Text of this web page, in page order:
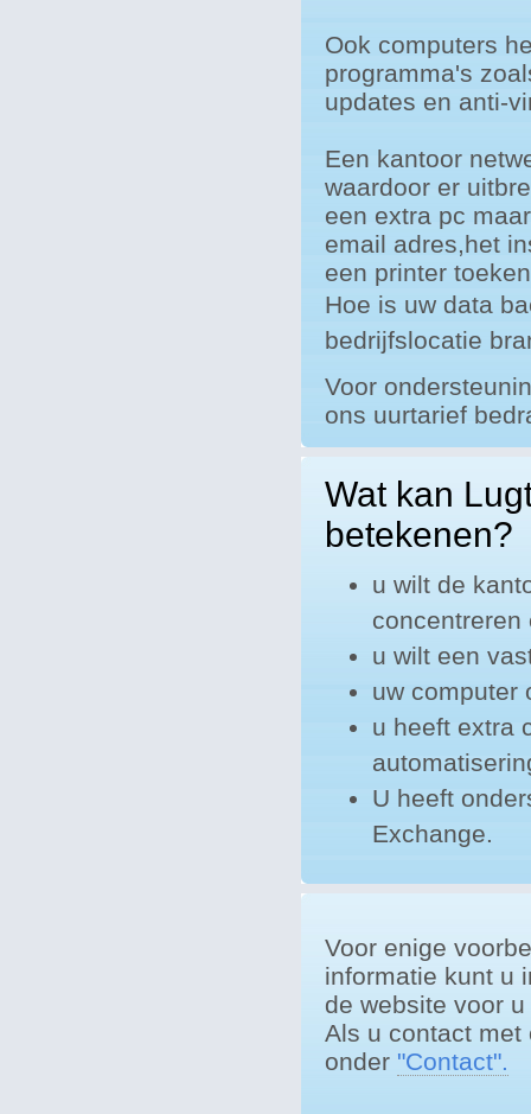
Ook computers
programma's
updates en anti-
Een kantoor
waardoor er
een extra pc
email adres,het
een printer
Hoe is uw data
bedrijfslocatie
Voor
ons uurtarief
Wat kan
betekenen?
u wilt de
concentreren
u wilt een
uw computer
u heeft extra
U heeft
Exchange.
Voor enige
informatie kunt u
de website voor
Als u contact met
onder "Contact".